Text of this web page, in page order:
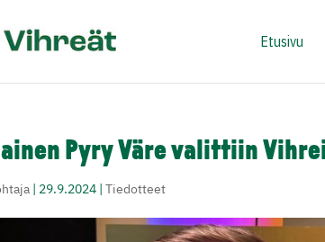
Etusivu
Pyry Väre valittiin
| 29.9.2024 |Tiedotteet